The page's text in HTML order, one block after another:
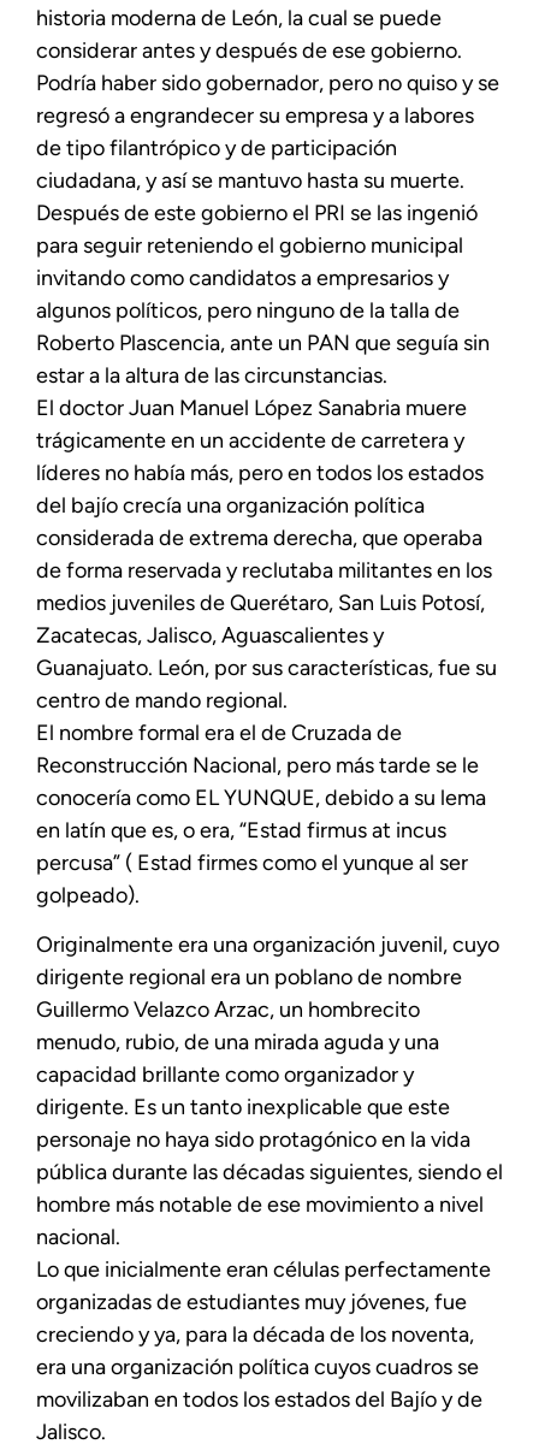
historia moderna de León, la cual se puede
considerar antes y después de ese gobierno.
Podría haber sido gobernador, pero no quiso y se
regresó a engrandecer su empresa y a labores
de tipo filantrópico y de participación
ciudadana, y así se mantuvo hasta su muerte.
Después de este gobierno el PRI se las ingenió
para seguir reteniendo el gobierno municipal
invitando como candidatos a empresarios y
algunos políticos, pero ninguno de la talla de
Roberto Plascencia, ante un PAN que seguía sin
estar a la altura de las circunstancias.
El doctor Juan Manuel López Sanabria muere
trágicamente en un accidente de carretera y
líderes no había más, pero en todos los estados
del bajío crecía una organización política
considerada de extrema derecha, que operaba
de forma reservada y reclutaba militantes en los
medios juveniles de Querétaro, San Luis Potosí,
Zacatecas, Jalisco, Aguascalientes y
Guanajuato. León, por sus características, fue su
centro de mando regional.
El nombre formal era el de Cruzada de
Reconstrucción Nacional, pero más tarde se le
conocería como EL YUNQUE, debido a su lema
en latín que es, o era, “Estad firmus at incus
percusa” ( Estad firmes como el yunque al ser
golpeado).
Originalmente era una organización juvenil, cuyo
dirigente regional era un poblano de nombre
Guillermo Velazco Arzac, un hombrecito
menudo, rubio, de una mirada aguda y una
capacidad brillante como organizador y
dirigente. Es un tanto inexplicable que este
personaje no haya sido protagónico en la vida
pública durante las décadas siguientes, siendo el
hombre más notable de ese movimiento a nivel
nacional.
Lo que inicialmente eran células perfectamente
organizadas de estudiantes muy jóvenes, fue
creciendo y ya, para la década de los noventa,
era una organización política cuyos cuadros se
movilizaban en todos los estados del Bajío y de
Jalisco.